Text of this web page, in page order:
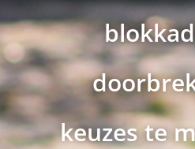
keuzes te